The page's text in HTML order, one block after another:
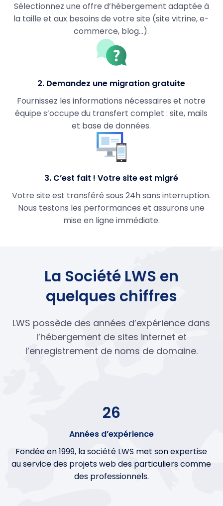
Sélectionnez une offre d’hébergement adaptée à
la taille et aux besoins de votre site (site vitrine, e-
commerce, blog…).
2. Demandez une migration gratuite
Fournissez les informations nécessaires et notre
équipe s’occupe du transfert complet : site, mails
et base de données.
3. C’est fait ! Votre site est migré
Votre site est transféré sous 24h sans interruption.
Nous testons les performances et assurons une
mise en ligne immédiate.
La Société LWS en
quelques chiffres
LWS possède des années d’expérience dans
l’hébergement de sites internet et
l’enregistrement de noms de domaine.
26
Années d’expérience
Fondée en 1999, la société LWS met son expertise
au service des projets web des particuliers comme
des professionnels.